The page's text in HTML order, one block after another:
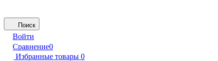
Поиск
Войти
Сравнение0
Избранные товары 0